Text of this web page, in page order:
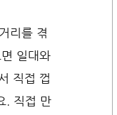
리를 겪
일대와
직접 껍
. 직접 만